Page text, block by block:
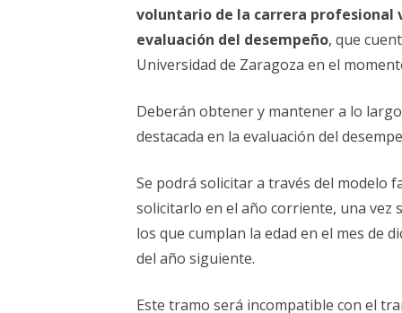
voluntario de la carrera profesional
evaluación del desempeño, que
Universidad de Zaragoza en el
Deberán obtener y mantener a lo
destacada en la evaluación del
Se podrá solicitar a través del modelo
solicitarlo en el año corriente, una vez
los que cumplan la edad en el mes de
del año siguiente.
Este tramo será incompatible con el